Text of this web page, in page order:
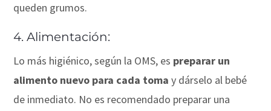
queden grumos.
4. Alimentación:
Lo más higiénico, según la OMS, es preparar un
alimento nuevo para cada toma y dárselo al bebé
de inmediato. No es recomendado preparar una